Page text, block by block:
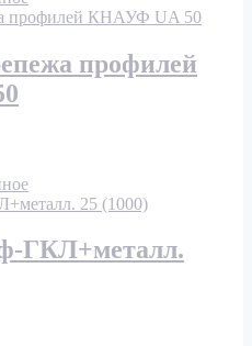
профилей
ГКЛ+металл.